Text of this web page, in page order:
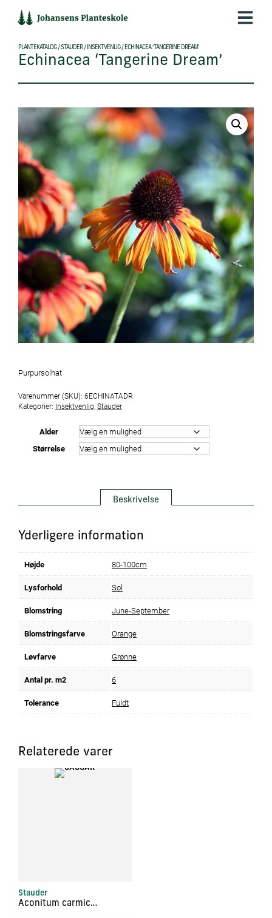
indholdet
PLANTEKATALOG/STAUDER/ INSEKTVENLIG/ ECHINACEA ‘TANGERINE DREAM’
Echinacea ‘Tangerine Dream’
Purpursolhat
Varenummer (SKU): 6ECHINATADR
Kategorier: Insektvenlig Stauder
Alder
Størrelse
Beskrivelse
Yderligere information
Højde 80-100cm
Lysforhold Sol
Blomstring June-September
Blomstringsfarve Orange
Løvfarve Grønne
Antal pr. m2 6
Tolerance Fuldt
Relaterede varer
Stauder
Aconitum carmichaelii